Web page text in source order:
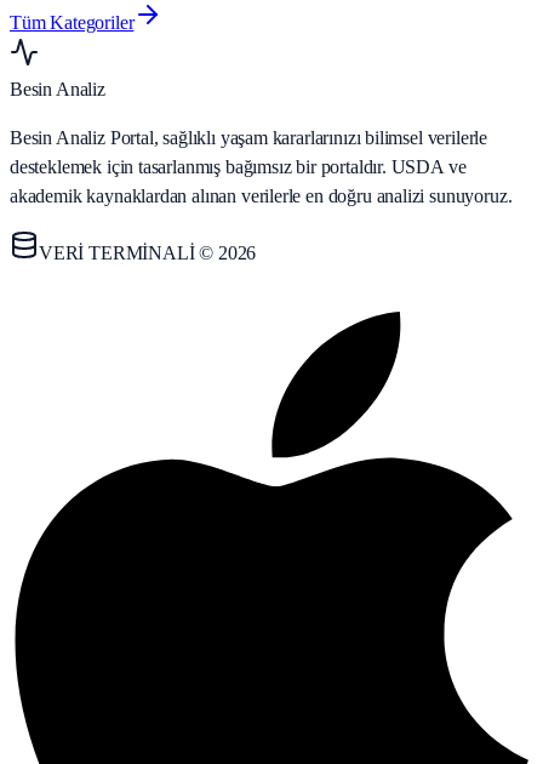
Tüm Kategoriler
Besin Analiz
Besin Analiz Portal, sağlıklı yaşam kararlarınızı bilimsel verilerle
desteklemek için tasarlanmış bağımsız bir portaldır. USDA ve
akademik kaynaklardan alınan verilerle en doğru analizi sunuyoruz.
VERİ TERMİNALİ © 2026